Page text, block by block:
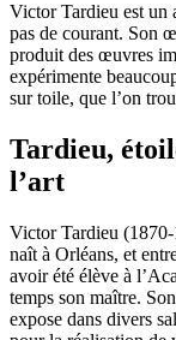
Victor Tardieu est un
pas de courant. Son
produit des œuvres
expérimente
sur toile, que l’on
Tardieu,
l’art
Victor Tardieu (1870-
naît à Orléans, et
avoir été élève à
temps son maître.
expose dans divers